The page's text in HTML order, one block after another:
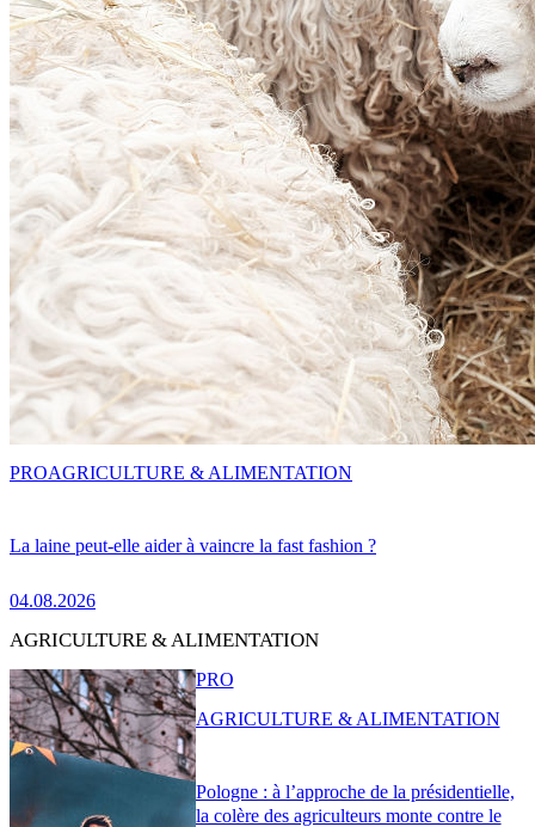
La laine peut-elle aider à vaincre la fast fashion ?
04.08.2026
PROAGRICULTURE & ALIMENTATION
AGRICULTURE & ALIMENTATION
Pologne : à l’approche de la présidentielle,
la colère des agriculteurs monte contre le
PRO
AGRICULTURE & ALIMENTATION